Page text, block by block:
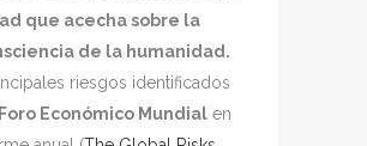
que acecha sobre la
de la humanidad.
riesgos identificados
Foro Económico Mundial en